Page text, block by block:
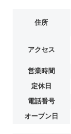
住所
アクセス
営業時間
定休日
電話番号
オープン日